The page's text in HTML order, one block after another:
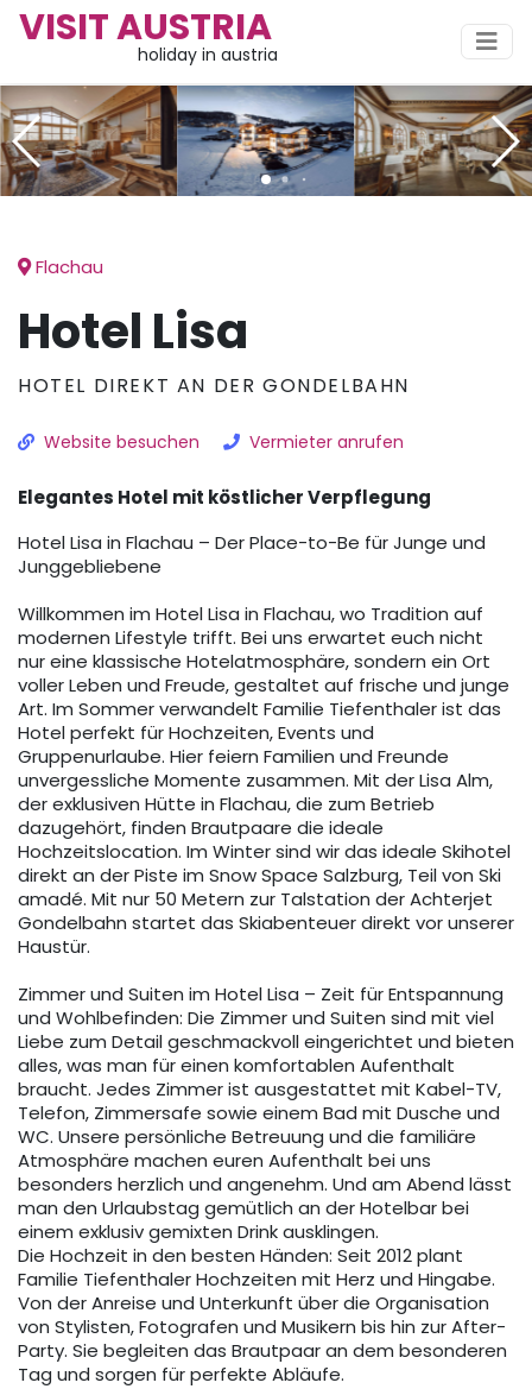
VISIT AUSTRIA
holiday in austria
Flachau
Hotel Lisa
HOTEL DIREKT AN DER GONDELBAHN
Website besuchen Vermieter anrufen
Elegantes Hotel mit köstlicher Verpflegung
Hotel Lisa in Flachau – Der Place-to-Be für Junge und
Junggebliebene
Willkommen im Hotel Lisa in Flachau, wo Tradition auf
modernen Lifestyle trifft. Bei uns erwartet euch nicht
nur eine klassische Hotelatmosphäre, sondern ein Ort
voller Leben und Freude, gestaltet auf frische und junge
Art. Im Sommer verwandelt Familie Tiefenthaler ist das
Hotel perfekt für Hochzeiten, Events und
Gruppenurlaube. Hier feiern Familien und Freunde
unvergessliche Momente zusammen. Mit der Lisa Alm,
der exklusiven Hütte in Flachau, die zum Betrieb
dazugehört, finden Brautpaare die ideale
Hochzeitslocation. Im Winter sind wir das ideale Skihotel
direkt an der Piste im Snow Space Salzburg, Teil von Ski
amadé. Mit nur 50 Metern zur Talstation der Achterjet
Gondelbahn startet das Skiabenteuer direkt vor unserer
Haustür.
Zimmer und Suiten im Hotel Lisa – Zeit für Entspannung
und Wohlbefinden: Die Zimmer und Suiten sind mit viel
Liebe zum Detail geschmackvoll eingerichtet und bieten
alles, was man für einen komfortablen Aufenthalt
braucht. Jedes Zimmer ist ausgestattet mit Kabel-TV,
Telefon, Zimmersafe sowie einem Bad mit Dusche und
WC. Unsere persönliche Betreuung und die familiäre
Atmosphäre machen euren Aufenthalt bei uns
besonders herzlich und angenehm. Und am Abend lässt
man den Urlaubstag gemütlich an der Hotelbar bei
einem exklusiv gemixten Drink ausklingen.
Die Hochzeit in den besten Händen: Seit 2012 plant
Familie Tiefenthaler Hochzeiten mit Herz und Hingabe.
Von der Anreise und Unterkunft über die Organisation
von Stylisten, Fotografen und Musikern bis hin zur After-
Party. Sie begleiten das Brautpaar an dem besonderen
Tag und sorgen für perfekte Abläufe.